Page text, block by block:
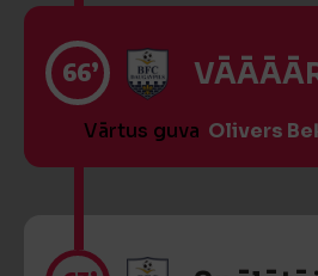
66’
Vārtus guva Olivers